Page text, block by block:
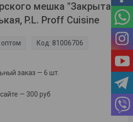
мешка "Закрытая
P.L. Proff Cuisine
Код: 81006706
заказ — 6 шт.
— 300 руб